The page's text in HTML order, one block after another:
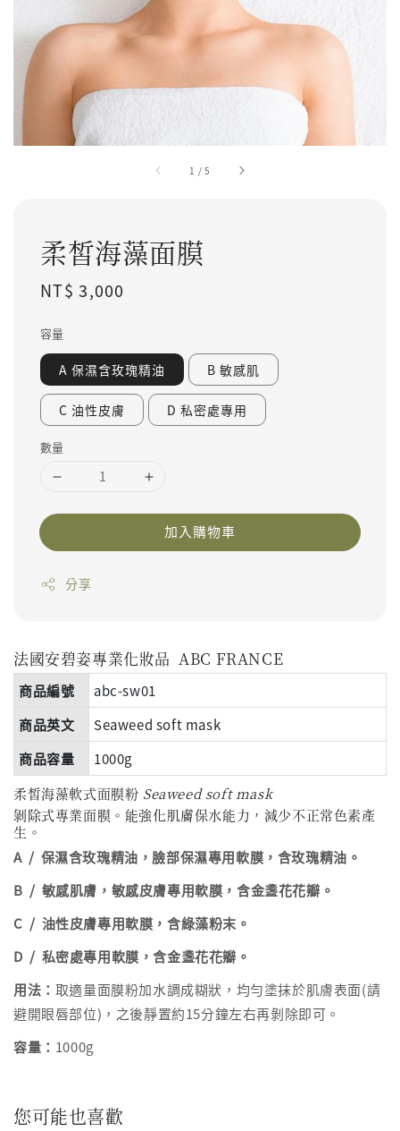
1 /5
柔皙海藻面膜
Regular price
NT$ 3,000
容量
A 保濕含玫瑰精油 B 敏感肌
C 油性皮膚 D 私密處專用
數量
加入購物車
分享
法國安碧姿專業化妝品 ABC FRANCE
商品編號
abc-sw01
商品英文
Seaweed soft mask
商品容量
1000g
柔皙海藻軟式面膜粉 Seaweed soft mask
剝除式專業面膜。能強化肌膚保水能力，減少不正常色素產
生。
A / 保濕含玫瑰精油， 臉部保濕專用軟膜，含玫瑰精油。
B / 敏感肌膚， 敏感皮膚專用軟膜，含金盞花花瓣。
C / 油性皮膚專用軟膜，含綠藻粉末。
D / 私密處專用軟膜，含金盞花花瓣。
用法： 取適量面膜粉加水調成糊狀，均勻塗抹於肌膚表面(請
避開眼唇部位)，之後靜置約15分鐘左右再剝除即可。
容量： 1000g
您可能也喜歡